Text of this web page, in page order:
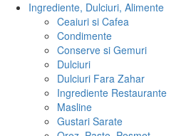
Ingrediente, Dulciuri, Alimente
Ceaiuri si Cafea
Condimente
Conserve si Gemuri
Dulciuri
Dulciuri Fara Zahar
Ingrediente Restaurante
Masline
Gustari Sarate